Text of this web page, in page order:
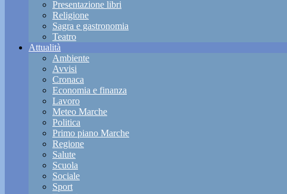
Presentazione libri
Religione
Sagra e gastronomia
Teatro
Attualità
Ambiente
Avvisi
Cronaca
Economia e finanza
Lavoro
Meteo Marche
Politica
Primo piano Marche
Regione
Salute
Scuola
Sociale
Sport